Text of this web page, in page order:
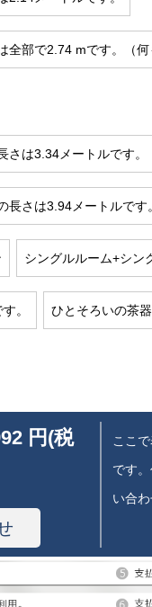
全部で2.74 mです。（何
さは3.34メートルです。
長さは3.94メートルです。
シングルルーム+シン
。 ひとそろいの茶器
円(税
ここ
です
い合わ